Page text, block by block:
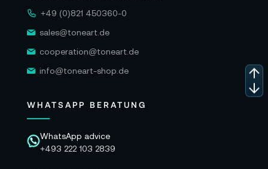
+49 (0)821 450360-0
sales@toneart.de
cooperation@toneart.de
info@toneart-shop.de
WHATSAPP BERATUNG
WhatsApp advice
+493 222 103 2839